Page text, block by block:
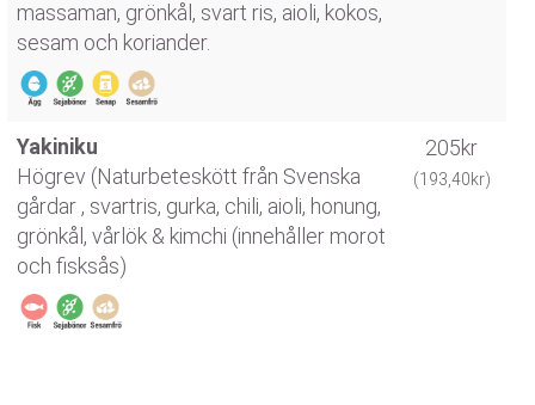
massaman, grönkål, svart ris, aioli, kokos,
sesam och koriander.
Yakiniku
Högrev (Naturbeteskött från Svenska
gårdar , svartris, gurka, chili, aioli, honung,
grönkål, vårlök & kimchi (innehåller morot
och fisksås)
205kr
(193,40kr)